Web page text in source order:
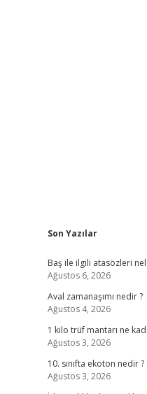
Sidebar
Son Yazılar
Baş ile ilgili atasözleri
Ağustos 6, 2026
Aval zamanaşımı nedir ?
Ağustos 4, 2026
1 kilo trüf mantarı ne
Ağustos 3, 2026
10. sınıfta ekoton nedir ?
Ağustos 3, 2026